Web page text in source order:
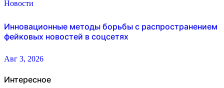
Новости
Инновационные методы борьбы с распространением
фейковых новостей в соцсетях
Авг 3, 2026
Интересное